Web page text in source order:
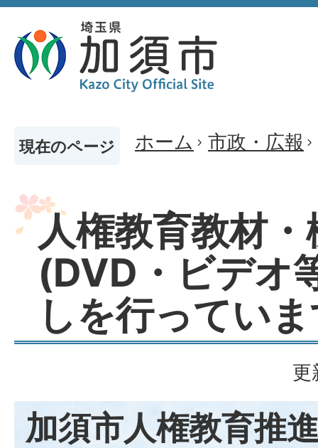
現在のページ ホーム 市政・広報
人権教育教材・
(DVD・ビデオ
しを行ってい
更
加須市人権教育推